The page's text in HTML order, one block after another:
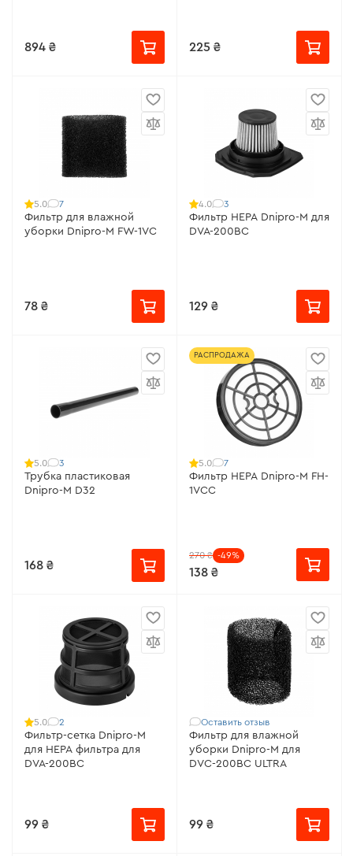
894 ₴ 225 ₴
5.0 7
Фильтр для влажной
уборки Dnipro-M FW-1VC
78 ₴
4.0 3
Фильтр HEPA Dnipro-M для
DVA-200BС
129 ₴
5.0 3
Трубка пластиковая
Dnipro-M D32
168 ₴
РАСПРОДАЖА
5.0 7
Фильтр HEPA Dnipro-M FH-
1VCС
270 ₴ -49%
138 ₴
5.0 2
Фильтр-сетка Dnipro-M
для HEPA фильтра для
DVA-200BC
99 ₴
Оставить отзыв
Фильтр для влажной
уборки Dnipro-M для
DVC-200BC ULTRA
99 ₴